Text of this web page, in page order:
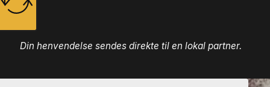
Din henvendelse sendes direkte til en lokal partner.